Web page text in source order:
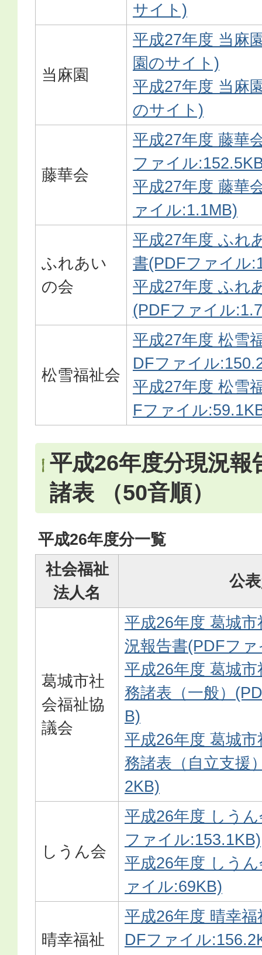
サイト)
当麻園
平成27年度 当麻
園のサイト)
平成27年度 当麻
のサイト)
藤華会
平成27年度 藤華
ファイル
平成27年度 藤華
ァイル:1.1MB)
ふれあい
の会
平成27年度 ふれ
書(PDFファイル
平成27年度 ふれ
(PDFファイル
松雪福祉会
平成27年度 松雪
DFファイル
平成27年度 松雪
Fファイル
平成26年度分現況報
諸表 （50音順）
平成26年度分一覧
社会福祉
法人名
公
葛城市社
会福祉協
議会
平成26年度 葛城
況報告書(PDFフ
平成26年度 葛城
務諸表（一般）
B)
平成26年度 葛城
務諸表（自立支援
2KB)
しうん会
平成26年度 しう
ファイル:153.1KB)
平成26年度 しう
ァイル:69KB)
晴幸福祉
平成26年度 晴幸
DFファイル